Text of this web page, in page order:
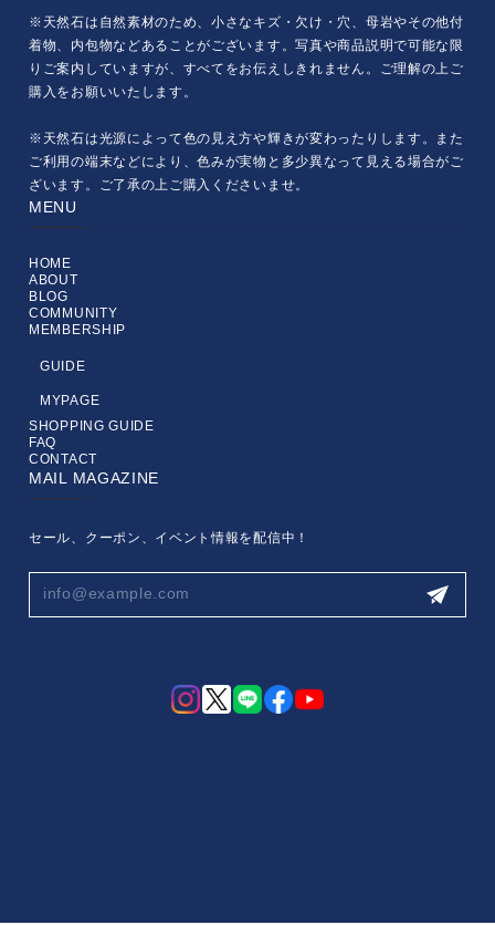
※天然石は自然素材のため、小さなキズ・欠け・穴、母岩やその他付
着物、内包物などあることがございます。写真や商品説明で可能な限
りご案内していますが、すべてをお伝えしきれません。ご理解の上ご
購入をお願いいたします。
※天然石は光源によって色の見え方や輝きが変わったりします。また
ご利用の端末などにより、色みが実物と多少異なって見える場合がご
ざいます。ご了承の上ご購入くださいませ。
MENU
HOME
ABOUT
BLOG
COMMUNITY
MEMBERSHIP
GUIDE
MYPAGE
SHOPPING GUIDE
FAQ
CONTACT
MAIL MAGAZINE
セール、クーポン、イベント情報を配信中！